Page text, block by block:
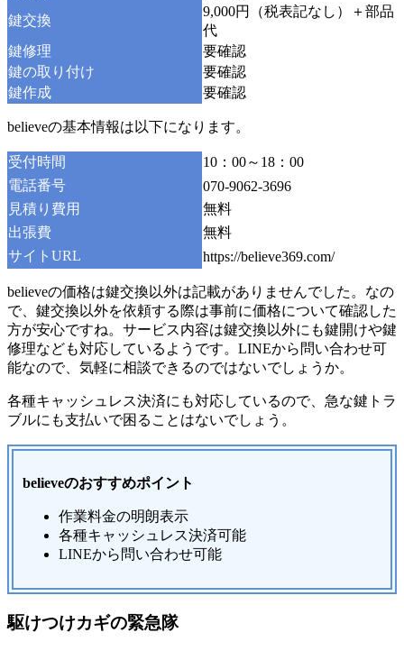
鍵交換
9,000円（税表記なし）＋部品
代
鍵修理
要確認
鍵の取り付け
要確認
鍵作成
要確認
believeの基本情報は以下になります。
受付時間
10：00～18：00
電話番号
070-9062-3696
見積り費用
無料
出張費
無料
サイトURL
https://believe369.com/
believeの価格は鍵交換以外は記載がありませんでした。なの
で、鍵交換以外を依頼する際は事前に価格について確認した
方が安心ですね。サービス内容は鍵交換以外にも鍵開けや鍵
修理なども対応しているようです。LINEから問い合わせ可
能なので、気軽に相談できるのではないでしょうか。
各種キャッシュレス決済にも対応しているので、急な鍵トラ
ブルにも支払いで困ることはないでしょう。
believeのおすすめポイント
作業料金の明朗表示
各種キャッシュレス決済可能
LINEから問い合わせ可能
駆けつけカギの緊急隊